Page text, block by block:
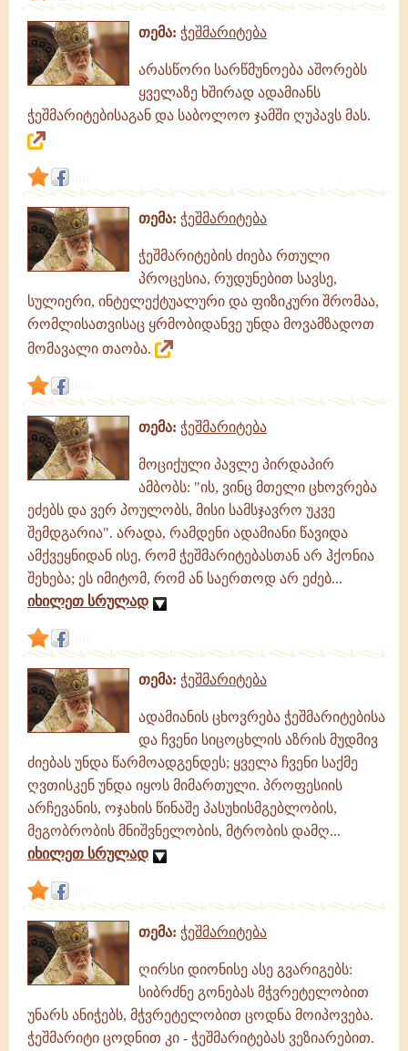
თემა: ჭეშმარიტება
არასწორი სარწმუნოება აშორებს
ყველაზე ხშირად ადამიანს
ჭეშმარიტებისაგან და საბოლოო ჯამში ღუპავს მას.
თემა: ჭეშმარიტება
ჭეშმარიტების ძიება რთული
პროცესია, რუდუნებით სავსე,
სულიერი, ინტელექტუალური და ფიზიკური შრომაა,
რომლისათვისაც ყრმობიდანვე უნდა მოვამზადოთ
მომავალი თაობა.
თემა: ჭეშმარიტება
მოციქული პავლე პირდაპირ
ამბობს: "ის, ვინც მთელი ცხოვრება
ეძებს და ვერ პოულობს, მისი სამსჯავრო უკვე
შემდგარია". არადა, რამდენი ადამიანი წავიდა
ამქვეყნიდან ისე, რომ ჭეშმარიტებასთან არ ჰქონია
შეხება; ეს იმიტომ, რომ ან საერთოდ არ ეძებ...
იხილეთ სრულად
თემა: ჭეშმარიტება
ადამიანის ცხოვრება ჭეშმარიტებისა
და ჩვენი სიცოცხლის აზრის მუდმივ
ძიებას უნდა წარმოადგენდეს; ყველა ჩვენი საქმე
ღვთისკენ უნდა იყოს მიმართული. პროფესიის
არჩევანის, ოჯახის წინაშე პასუხისმგებლობის,
მეგობრობის მნიშვნელობის, მტრობის დამღ...
იხილეთ სრულად
თემა: ჭეშმარიტება
ღირსი დიონისე ასე გვარიგებს:
სიბრძნე გონებას მჭვრეტელობით
უნარს ანიჭებს, მჭვრეტელობით ცოდნა მოიპოვება.
ჭეშმარიტი ცოდნით კი - ჭეშმარიტებას ვეზიარებით.